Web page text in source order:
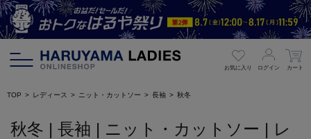
お気に入り ログイン カート
TOP レディース ニット・カットソー 長袖 秋冬
秋冬 | 長袖 | ニット・カットソー | レ